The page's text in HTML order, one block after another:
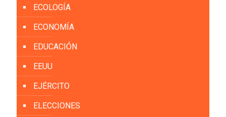
ECOLOGÍA
ECONOMÍA
EDUCACIÓN
EEUU
EJÉRCITO
ELECCIONES